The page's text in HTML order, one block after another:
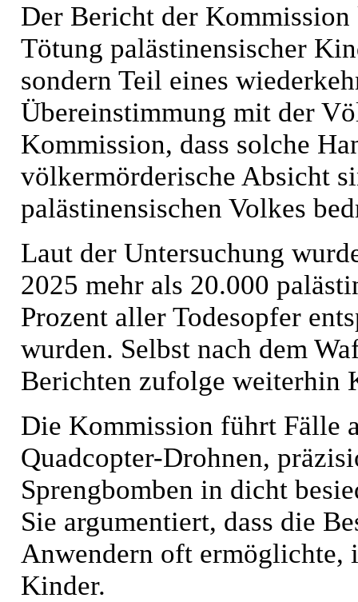
Der Bericht der Kommission
Tötung palästinensischer
sondern Teil eines
Übereinstimmung mit der
Kommission, dass solche
völkermörderische Absicht
palästinensischen Volkes
Laut der Untersuchung
2025 mehr als 20.000
Prozent aller Todesopfer
wurden. Selbst nach dem
Berichten zufolge weiterhin
Die Kommission führt Fälle
Quadcopter-Drohnen,
Sprengbomben in dicht
Sie argumentiert, dass die
Anwendern oft ermöglichte,
Kinder.